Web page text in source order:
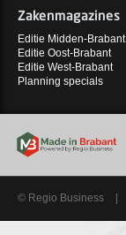
Zakenmagazines
Editie Midden-Brabant
Editie Oost-Brabant
Editie West-Brabant
Planning specials
© Regio Business